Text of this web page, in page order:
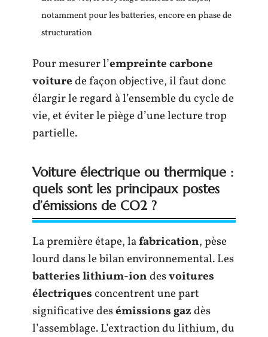
notamment pour les batteries, encore en phase de
structuration
Pour mesurer l’empreinte carbone
voiturede façon objective, il faut donc
élargir le regard à l’ensemble du cycle de
vie, et éviter le piège d’une lecture trop
partielle.
Voiture électrique ou thermique :
quels sont les principaux postes
d’émissions de CO2 ?
La première étape, lafabrication, pèse
lourd dans le bilan environnemental. Les
batteries lithium-iondesvoitures
électriquesconcentrent une part
significative desémissions gazdès
l’assemblage. L’extraction du lithium, du